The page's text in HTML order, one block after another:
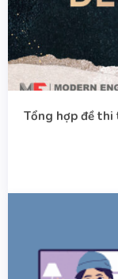
Tổng hợp đề thi